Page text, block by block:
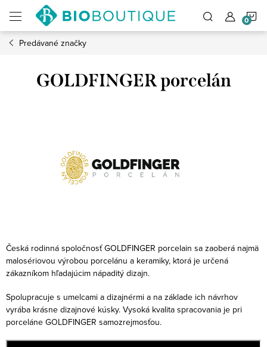
obsah
Predávané značky
GOLDFINGER porcelán
Česká rodinná spoločnosť GOLDFINGER porcelain sa zaoberá najmä
malosériovou výrobou porcelánu a keramiky, ktorá je určená
zákazníkom hľadajúcim nápaditý dizajn.
Spolupracuje s umelcami a dizajnérmi a na základe ich návrhov
vyrába krásne dizajnové kúsky. Vysoká kvalita spracovania je pri
porceláne GOLDFINGER samozrejmosťou.